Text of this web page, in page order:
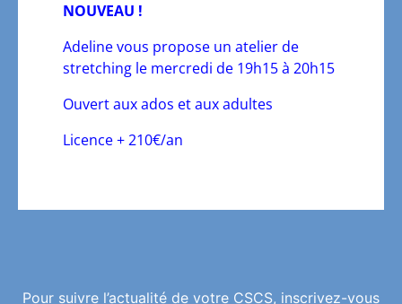
NOUVEAU !
Adeline vous propose un atelier de
stretching le mercredi de 19h15 à 20h15
Ouvert aux ados et aux adultes
Licence + 210€/an
Pour suivre l’actualité de votre CSCS, inscrivez-vous